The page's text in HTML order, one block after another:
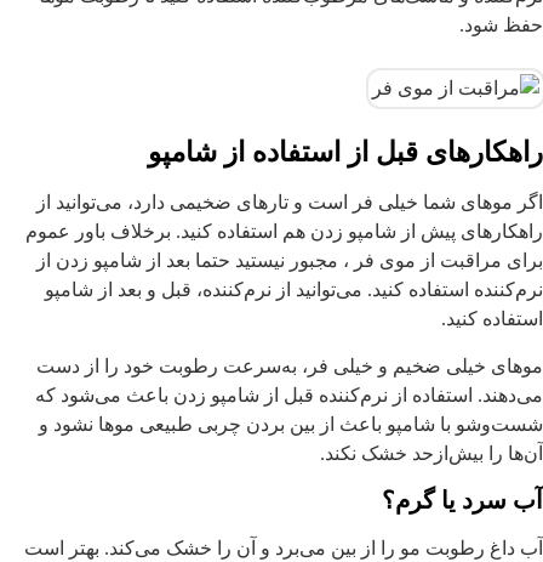
شود.
قبل از استفاده از شامپو
موهای شما خیلی فر است و تارهای ضخیمی دارد، می‌توانید از
پیش از شامپو زدن هم استفاده کنید. برخلاف باور عموم
مراقبت از موی فر ، مجبور نیستید حتما بعد از شامپو زدن از
استفاده کنید. می‌توانید از نرم‌کننده، قبل و بعد از شامپو
کنید.
خیلی ضخیم و خیلی فر، به‌سرعت رطوبت خود را از دست
استفاده از نرم‌کننده قبل از شامپو زدن باعث می‌شود که
با شامپو باعث از بین بردن چربی طبیعی موها نشود و
را بیش‌ازحد خشک نکند.
سرد یا گرم؟
داغ رطوبت مو را از بین می‌برد و آن را خشک می‌کند. بهتر است